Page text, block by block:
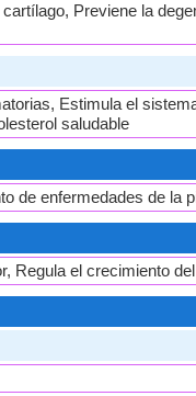
Previene la
Estimula el
saludable
de enfermedades de la
Regula el crecimiento